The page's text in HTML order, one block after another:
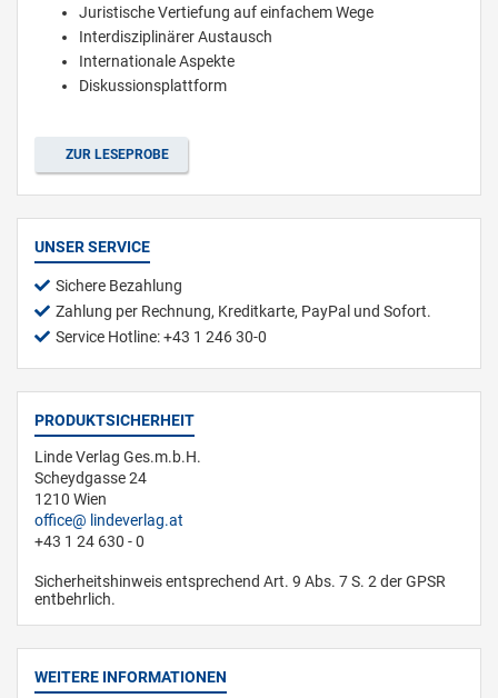
Juristische Vertiefung auf einfachem Wege
Interdisziplinärer Austausch
Internationale Aspekte
Diskussionsplattform
ZUR LESEPROBE
UNSER SERVICE
Sichere Bezahlung
Zahlung per Rechnung, Kreditkarte, PayPal und Sofort.
Service Hotline: +43 1 246 30-0
PRODUKTSICHERHEIT
Linde Verlag Ges.m.b.H.
Scheydgasse 24
1210 Wien
office
lindeverlag.at
+43 1 24 630 - 0
Sicherheitshinweis entsprechend Art. 9 Abs. 7 S. 2 der GPSR
entbehrlich.
WEITERE INFORMATIONEN